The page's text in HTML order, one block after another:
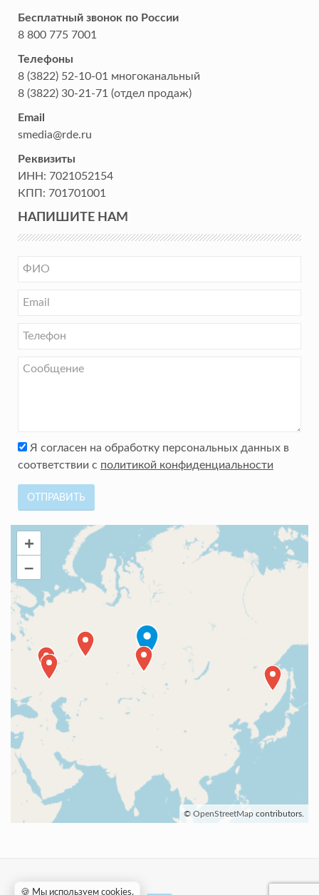
Бесплатный звонок по России
8 800 775 7001
Телефоны
8 (3822) 52-10-01 многоканальный
8 (3822) 30-21-71 (отдел продаж)
Email
smedia@rde.ru
Реквизиты
ИНН: 7021052154
КПП: 701701001
НАПИШИТЕ НАМ
Я согласен на обработку персональных данных в
соответствии с политикой конфиденциальности
ОТПРАВИТЬ
+
–
© OpenStreetMap contributors.
🍪 Мы используем cookies.